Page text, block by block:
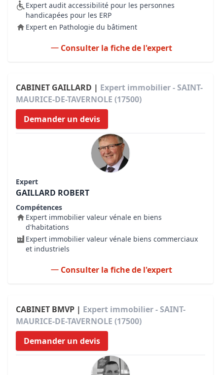
Expert audit accessibilité pour les personnes
handicapées pour les ERP
Expert en Pathologie du bâtiment
Consulter la fiche de l'expert
CABINET GAILLARD | Expert immobilier - SAINT-
MAURICE-DE-TAVERNOLE (17500)
Demander un devis
Expert
GAILLARD ROBERT
Compétences
Expert immobilier valeur vénale en biens
d'habitations
Expert immobilier valeur vénale biens commerciaux
et industriels
Consulter la fiche de l'expert
CABINET BMVP | Expert immobilier - SAINT-
MAURICE-DE-TAVERNOLE (17500)
Demander un devis